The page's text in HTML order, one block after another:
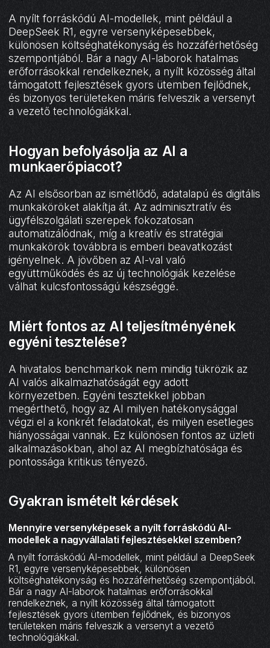
A nyílt forráskódú AI-modellek, mint például a
DeepSeek R1, egyre versenyképesebbek,
különösen költséghatékonyság és hozzáférhetőség
szempontjából. Bár a nagy AI-laborok hatalmas
erőforrásokkal rendelkeznek, a nyílt közösség által
támogatott fejlesztések gyors ütemben fejlődnek,
és bizonyos területeken máris felveszik a versenyt
a vezető technológiákkal.
Hogyan befolyásolja az AI a
munkaerőpiacot?
Az AI elsősorban az ismétlődő, adatalapú és digitális
munkaköröket alakítja át. Az adminisztratív és
ügyfélszolgálati szerepek fokozatosan
automatizálódnak, míg a kreatív és stratégiai
munkakörök továbbra is emberi beavatkozást
igényelnek. A jövőben az AI-val való
együttműködés és az új technológiák kezelése
válhat kulcsfontosságú készséggé.
Miért fontos az AI teljesítményének
egyéni tesztelése?
A hivatalos benchmarkok nem mindig tükrözik az
AI valós alkalmazhatóságát egy adott
környezetben. Egyéni tesztekkel jobban
megérthető, hogy az AI milyen hatékonysággal
végzi el a konkrét feladatokat, és milyen esetleges
hiányosságai vannak. Ez különösen fontos az üzleti
alkalmazásokban, ahol az AI megbízhatósága és
pontossága kritikus tényező.
Gyakran ismételt kérdések
Mennyire versenyképesek a nyílt forráskódú AI-
modellek a nagyvállalati fejlesztésekkel szemben?
A nyílt forráskódú AI-modellek, mint például a DeepSeek
R1, egyre versenyképesebbek, különösen
költséghatékonyság és hozzáférhetőség szempontjából.
Bár a nagy AI-laborok hatalmas erőforrásokkal
rendelkeznek, a nyílt közösség által támogatott
fejlesztések gyors ütemben fejlődnek, és bizonyos
területeken máris felveszik a versenyt a vezető
technológiákkal.